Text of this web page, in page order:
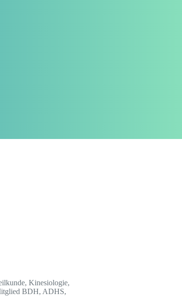
Kinesiologie,
BDH, ADHS,